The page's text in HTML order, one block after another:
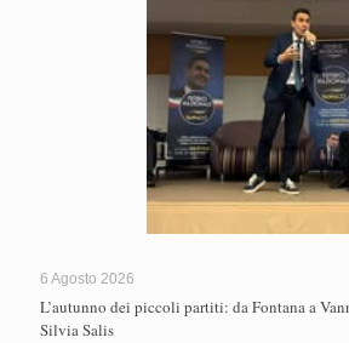
6 Agosto 2026
L’autunno dei piccoli partiti: da Fontana a
Silvia Salis